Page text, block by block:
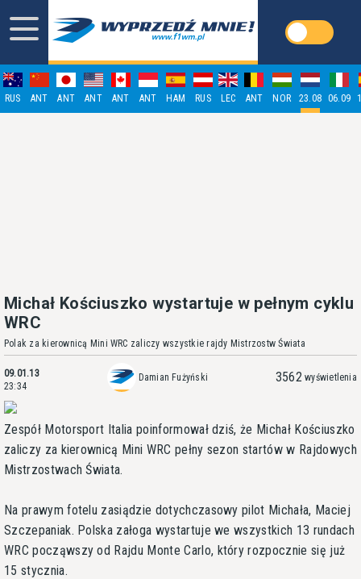
RUS ANT ANT ANT ANT ANT HAM RUS LEC ANT NOR 23.08 06.09
Michał Kościuszko wystartuje w pełnym cyklu
WRC
Polak za kierownicą Mini WRC zaliczy wszystkie rajdy Mistrzostw Świata
09.01.13
23:34
Damian Fużyński 3562 wyświetlenia
Zespół Motorsport Italia poinformował dziś, że Michał Kościuszko
zaliczy za kierownicą Mini WRC pełny sezon startów w Rajdowych
Mistrzostwach Świata.
Na prawym fotelu zasiądzie dotychczasowy pilot Michała, Maciej
Szczepaniak. Polska załoga wystartuje we wszystkich 13 rundach
WRC począwszy od Rajdu Monte Carlo, który rozpocznie się już
15 stycznia.